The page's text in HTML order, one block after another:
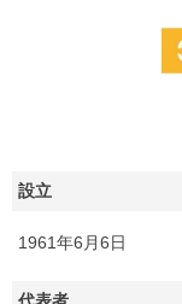
設立
1961年6月6日